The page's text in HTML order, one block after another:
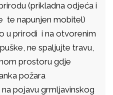
(prikladna odjeća i
te napunjen mobitel)
u prirodi i na otvorenim
ne spaljujte travu,
prostoru gdje
požara
pojavu grmljavinskog